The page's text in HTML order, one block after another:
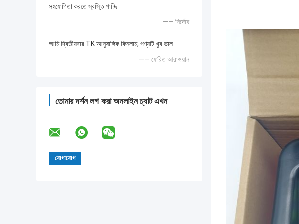
সহযোগিতা করতে স্বস্তি পাচ্ছি
—— নির্দোষ
আমি দ্বিতীয়বার TK আনুষাঙ্গিক কিনলাম, পণ্যটি খুব ভাল
—— ফেরিত আরাওয়ান
তোমার দর্শন লগ করা অনলাইন চ্যাট এখন